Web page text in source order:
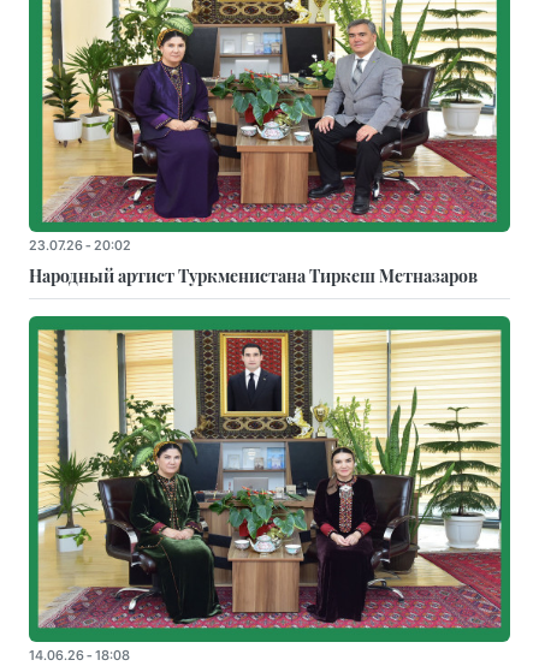
23.07.26 - 20:02
Народный артист Туркменистана Тиркеш Мeтназаров
14.06.26 - 18:08